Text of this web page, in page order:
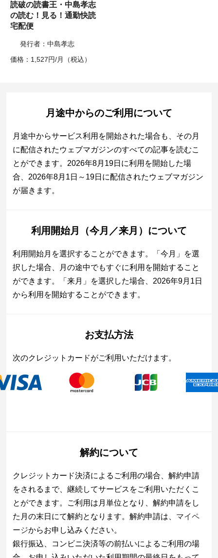
読破の読書王・中島孝志
の読む！見る！通勤快読
宅配便
発行者：中島孝志
価格：1,527円/月（税込）
月途中からのご利用について
月途中からサービス利用を開始された場合も、その月
に配信されたウェブマガジンのすべての記事を読むこ
とができます。2026年8月19日に利用を開始した場
合、2026年8月1日～19日に配信されたウェブマガジン
が届きます。
利用開始月（今月／来月）について
利用開始月を選択することができます。「今月」を選
択した場合、月の途中でもすぐに利用を開始すること
ができます。「来月」を選択した場合、2026年9月1日
から利用を開始することができます。
お支払方法
次のクレジットカードがご利用いただけます。
解約について
クレジットカード決済によるご利用の場合、解約申請
をされるまで、継続してサービスをご利用いただくこ
とができます。ご利用は月単位となり、解約申請をし
た月の末日にて解約となります。解約申請は、 マイペ
ージからお申し込みください。
銀行振込、コンビニ決済等の前払いによるご利用の場